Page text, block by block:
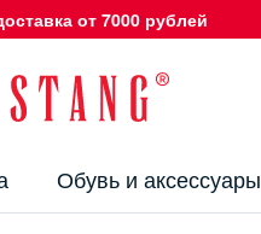
от 7000 рублей
Обувь и аксессуары